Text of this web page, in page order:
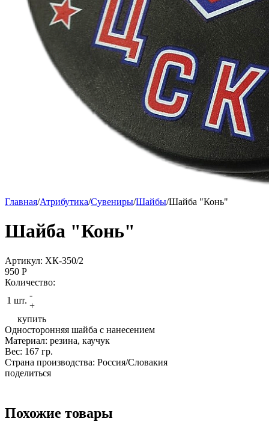
Главная/Атрибутика/Сувениры/Шайбы/Шайба "Конь"
Шайба "Конь"
Артикул: ХК-350/2
950 P
Количество:
1 шт.
-
+
купить
Односторонняя шайба c нанесением
Материал: резина, каучук
Вес: 167 гр.
Страна производства: Россия/Словакия
поделиться
Похожие товары